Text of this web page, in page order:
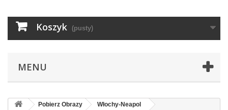
Koszyk (pusty)
MENU
Pobierz Obrazy
Włochy-Neapol